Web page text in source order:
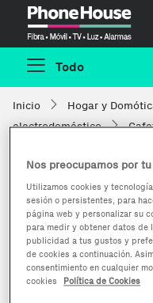
Todo
Inicio Hogar y
electrodoméstico
Nos preocupamos por
Utilizamos cookies y
sesión o persistentes, para
página web y personalizar su
para medir y obtener datos de
publicidad a tus gustos y
de cookies a continuación.
consentimiento en cualquier
cookies
Política de Cookies